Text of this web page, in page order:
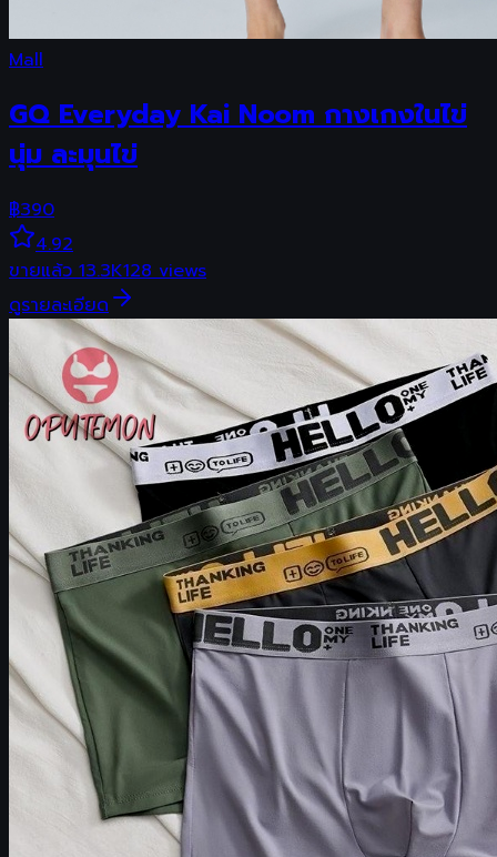
Mall
GQ Everyday Kai Noom กางเกงในไข่
นุ่ม ละมุนไข่
฿390
4.92
ขายแล้ว13.3K128views
ดูรายละเอียด